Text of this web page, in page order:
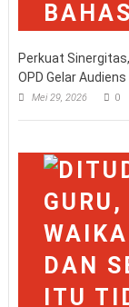
Perkuat
OPD Gelar
Mei 29, 2026 0